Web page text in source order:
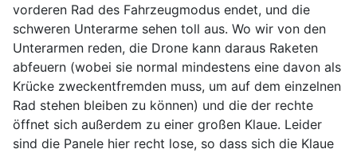
vorderen Rad des Fahrzeugmodus endet, und die
schweren Unterarme sehen toll aus. Wo wir von den
Unterarmen reden, die Drone kann daraus Raketen
abfeuern (wobei sie normal mindestens eine davon als
Krücke zweckentfremden muss, um auf dem einzelnen
Rad stehen bleiben zu können) und die der rechte
öffnet sich außerdem zu einer großen Klaue. Leider
sind die Panele hier recht lose, so dass sich die Klaue